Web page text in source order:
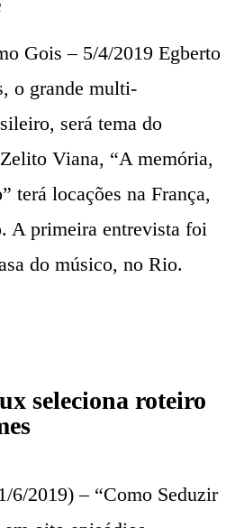
Gois – 5/4/2019 Egberto
o grande multi-
será tema do
Viana, “A memória,
terá locações na França,
A primeira entrevista foi
do músico, no Rio.
seleciona roteiro
6/2019) – “Como Seduzir